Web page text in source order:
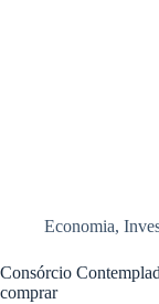
Economia,
Consórcio
comprar